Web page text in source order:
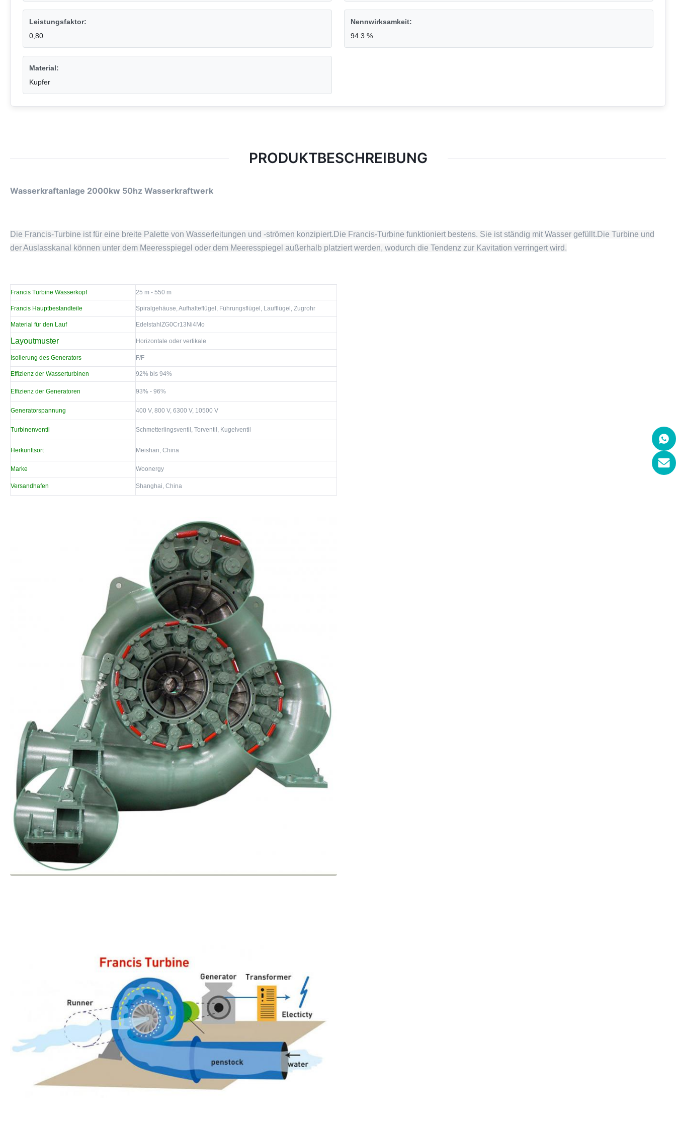
Leistungsfaktor:
0,80
Nennwirksamkeit:
94.3 %
Material:
Kupfer
PRODUKTBESCHREIBUNG
Wasserkraftanlage 2000kw 50hz Wasserkraftwerk
Die Francis-Turbine ist für eine breite Palette von Wasserleitungen und -strömen konzipiert.Die Francis-Turbine funktioniert bestens. Sie ist ständig mit Wasser gefüllt.Die Turbine und
der Auslasskanal können unter dem Meeresspiegel oder dem Meeresspiegel außerhalb platziert werden, wodurch die Tendenz zur Kavitation verringert wird.
Francis Turbine Wasserkopf 25 m - 550 m
Francis Hauptbestandteile Spiralgehäuse, Aufhalteflügel, Führungsflügel, Laufflügel, Zugrohr
Material für den Lauf Edelstahl ZG0Cr13Ni4Mo
Layoutmuster Horizontale oder vertikale
Isolierung des Generators F/F
Effizienz der Wasserturbinen 92% bis 94%
Effizienz der Generatoren 93% - 96%
Generatorspannung 400 V, 800 V, 6300 V, 10500 V
Turbinenventil Schmetterlingsventil, Torventil, Kugelventil
Herkunftsort Meishan, China
Marke Woonergy
Versandhafen Shanghai, China